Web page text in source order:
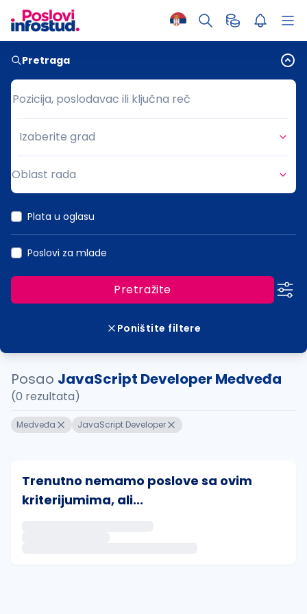
Pretraga
Pozicija, poslodavac ili ključna reč
Pozicija, poslodavac ili ključna reč
Grad
Izaberite grad
Oblast rada
Plata u oglasu
Poslovi za mlade
Pretražite
Poništite filtere
Posao JavaScript Developer Medveđa
(0 rezultata)
Medveđa JavaScript Developer
Trenutno nemamo poslove sa ovim
kriterijumima, ali...